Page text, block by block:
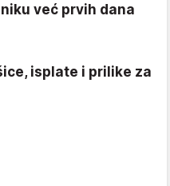
već prvih dana
isplate i prilike za